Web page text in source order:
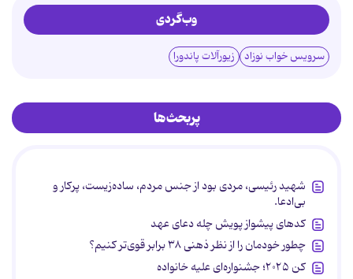
وب‌گردی
سرویس خواب نوزاد زیورآلات پاندورا
پربحث‌ها
شهید رئیسی، مردی بود از جنس مردم، ساده‌زیست، پرکار و
بی‌ادعا.
کدهای پیشواز پویش چله دعای عهد
چطور خودمان را از نظر ذهنی ۳۸ برابر قوی‌تر کنیم؟
کن ۲۰۲۵؛ جشنواره‌ای علیه خانواده